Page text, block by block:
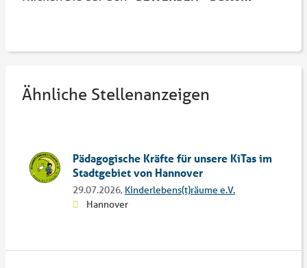
Ähnliche Stellenanzeigen
Pädagogische Kräfte für unsere KiTas im
Stadtgebiet von Hannover
29.07.2026, Kinderlebens(t)räume e.V.
Hannover